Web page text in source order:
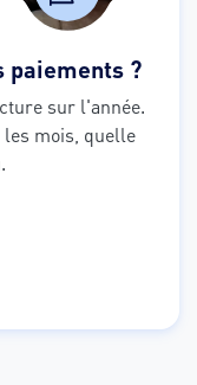
paiements ?
sur l'année.
les mois, quelle